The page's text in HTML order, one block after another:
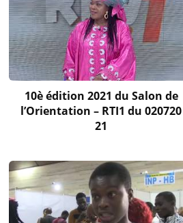
10è édition 2021 du Salon de
l’Orientation – RTI1 du 020720
21